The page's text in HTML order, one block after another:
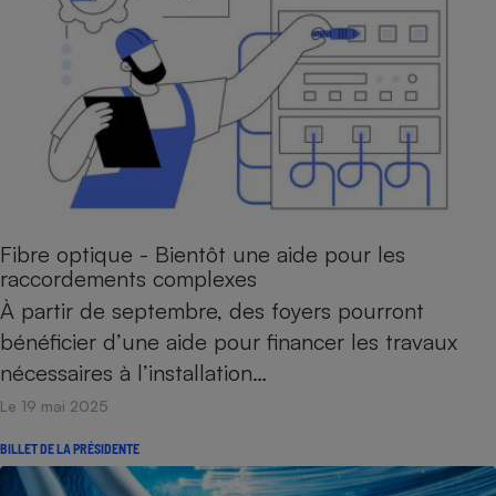
Fibre optique - Bientôt une aide pour les
raccordements complexes
À partir de septembre, des foyers pourront
bénéficier d’une aide pour financer les travaux
nécessaires à l’installation…
Le 19 mai 2025
BILLET DE LA PRÉSIDENTE